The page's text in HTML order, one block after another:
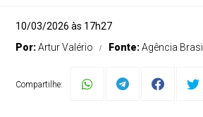
10/03/2026 às 17h27
Por:Artur Valério Fonte:Agência Brasil
Compartilhe: